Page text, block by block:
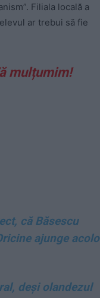
Filiala locală a
ar trebui să fie
mulțumim!
că Băsescu
ajunge acolo
deși olandezul